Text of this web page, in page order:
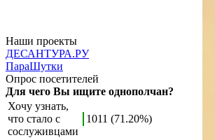
Наши проекты
ДЕСАНТУРА.РУ
ПараШутки
Опрос посетителей
Для чего Вы ищите однополчан?
Хочу узнать,
что стало с
сослуживцами
1011 (71.20%)